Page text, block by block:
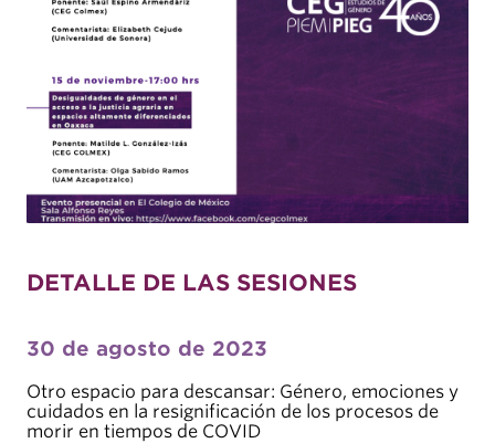
DETALLE DE LAS SESIONES
30 de agosto de 2023
Otro espacio para descansar: Género, emociones y
cuidados en la resignificación de los procesos de
morir en tiempos de COVID